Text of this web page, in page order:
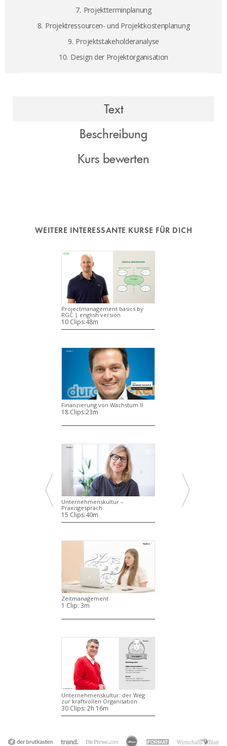
7. Projektterminplanung
8. Projektressourcen- und Projektkostenplanung
9. Projektstakeholderanalyse
10. Design der Projektorganisation
Text
Beschreibung
Kurs bewerten
WEITERE INTERESSANTE KURSE FÜR DICH
Projectmanagement basics by
RGC | english version
10 Clips:48m
Finanzierung von Wachstum II
18 Clips:23m
Unternehmenskultur –
Praxisgespräch
15 Clips:40m
Zeitmanagement
1 Clip: 3m
Unternehmenskultur: der Weg
zur kraftvollen Organisation
30 Clips: 2h 16m